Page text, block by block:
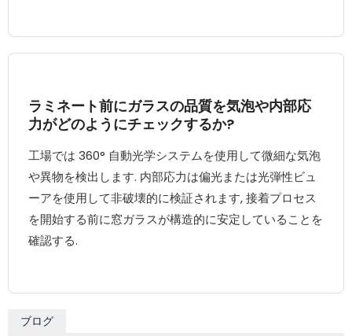
ラミネート前にガラスの品質を気泡や内部応
力がどのようにチェックするか?
工場では 360° 自動光学システムを使用して微細な気泡
や異物を検出します. 内部応力は偏光または光弾性ビュ
ーアを使用して非破壊的に検証されます, 接着プロセス
を開始する前に窓ガラスが構造的に安定していることを
確認する.
ブログ